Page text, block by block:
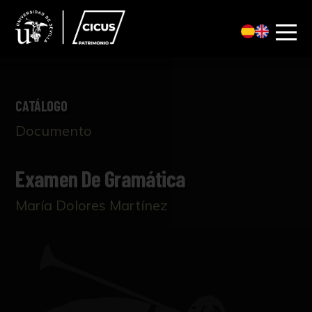
CATÁLOGO
Documento
Examen De Gramática
María Dolores Martínez